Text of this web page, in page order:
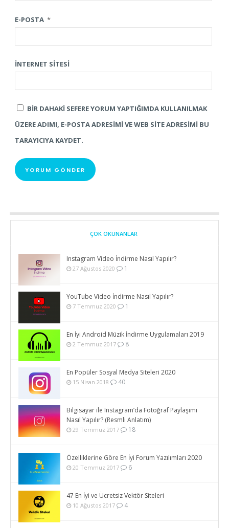
E-POSTA *
İNTERNET SITESI
BIR DAHAKI SEFERE YORUM YAPTIĞIMDA KULLANILMAK
ÜZERE ADIMI, E-POSTA ADRESIMI VE WEB SITE ADRESIMI BU
TARAYICIYA KAYDET.
ÇOK OKUNANLAR
Instagram Video İndirme Nasıl Yapılır?
27 Ağustos 2020 1
YouTube Video İndirme Nasıl Yapılır?
7 Temmuz 2020 1
En İyi Android Müzik İndirme Uygulamaları 2019
2 Temmuz 2017 8
En Popüler Sosyal Medya Siteleri 2020
15 Nisan 2018 40
Bilgisayar ile Instagram’da Fotoğraf Paylaşımı
Nasıl Yapılır? (Resmli Anlatım)
29 Temmuz 2017 18
Özelliklerine Göre En İyi Forum Yazılımları 2020
20 Temmuz 2017 6
47 En İyi ve Ücretsiz Vektör Siteleri
10 Ağustos 2017 4